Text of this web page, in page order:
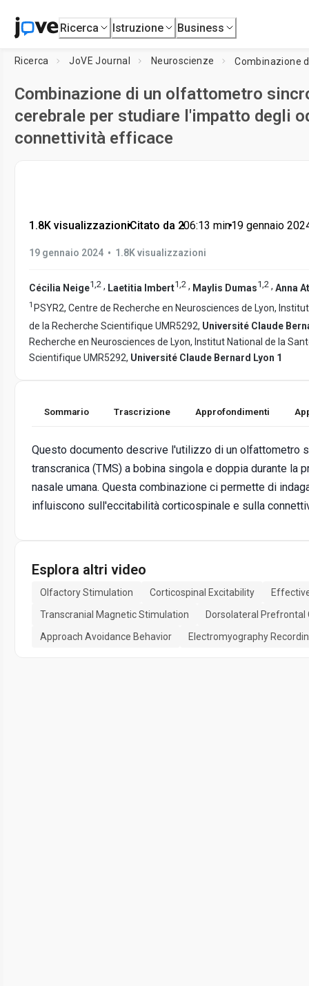
Ricerca Istruzione Business
Ricerca JoVE Journal Neuroscienze
Combinazione di un olfattometro
cerebrale per studiare l'impatto degli
connettività efficace
1.8K visualizzazioni•Citato da 2•06:13 min•19 gennaio
19 gennaio 2024 • 1.8K visualizzazioni
Cécilia Neige1,2 , Laetitia Imbert1,2 , Maylis Dumas1,2 , Anna
1 PSYR2, Centre de Recherche en Neurosciences de Lyon,
de la Recherche Scientifique UMR5292, Université Claude
Recherche en Neurosciences de Lyon, Institut National de la
Scientifique UMR5292, Université Claude Bernard Lyon 1
Sommario Trascrizione Approfondimenti
Questo documento descrive l'utilizzo di un olfattometro
transcranica (TMS) a bobina singola e doppia durante
nasale umana. Questa combinazione ci permette di
influiscono sull'eccitabilità corticospinale e sulla
Esplora altri video
Olfactory Stimulation Corticospinal Excitability
Transcranial Magnetic Stimulation
Dorsolateral Prefrontal
Approach Avoidance Behavior
Electromyography